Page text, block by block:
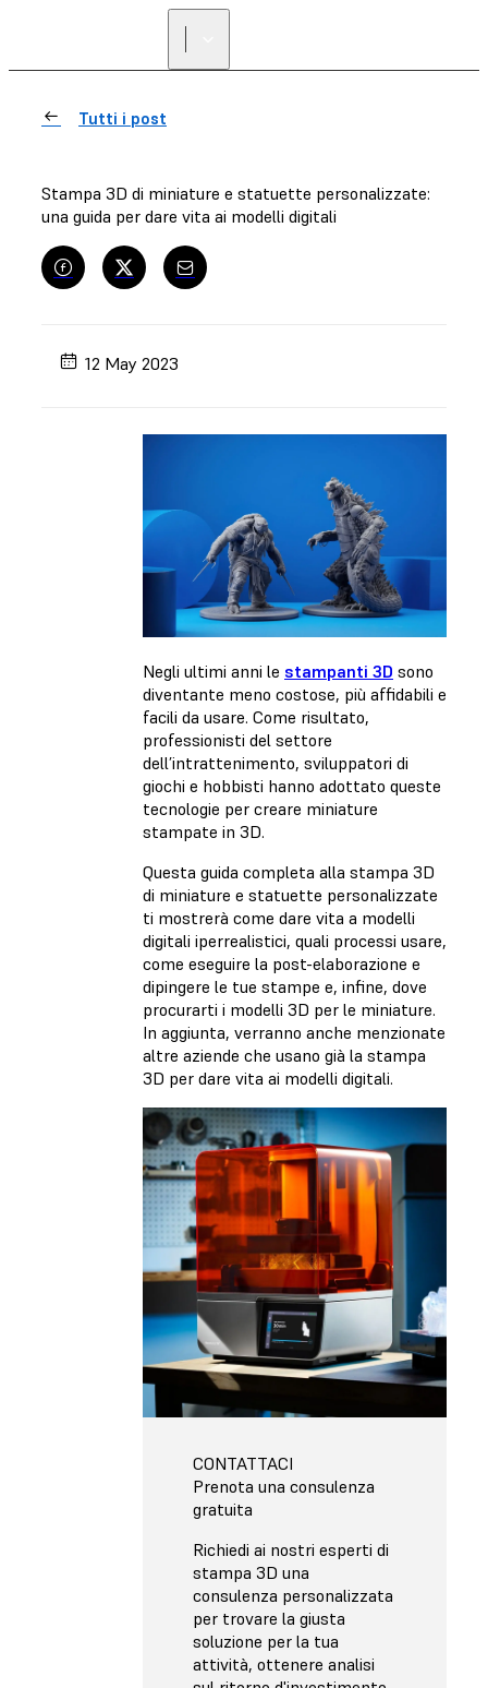
Tutti i post
Stampa 3D di miniature e statuette personalizzate:
una guida per dare vita ai modelli digitali
12 May 2023
Negli ultimi anni le stampanti 3D sono
diventante meno costose, più affidabili e
facili da usare. Come risultato,
professionisti del settore
dell’intrattenimento, sviluppatori di
giochi e hobbisti hanno adottato queste
tecnologie per creare miniature
stampate in 3D.
Questa guida completa alla stampa 3D
di miniature e statuette personalizzate
ti mostrerà come dare vita a modelli
digitali iperrealistici, quali processi usare,
come eseguire la post-elaborazione e
dipingere le tue stampe e, infine, dove
procurarti i modelli 3D per le miniature.
In aggiunta, verranno anche menzionate
altre aziende che usano già la stampa
3D per dare vita ai modelli digitali.
CONTATTACI
Prenota una consulenza
gratuita
Richiedi ai nostri esperti di
stampa 3D una
consulenza personalizzata
per trovare la giusta
soluzione per la tua
attività, ottenere analisi